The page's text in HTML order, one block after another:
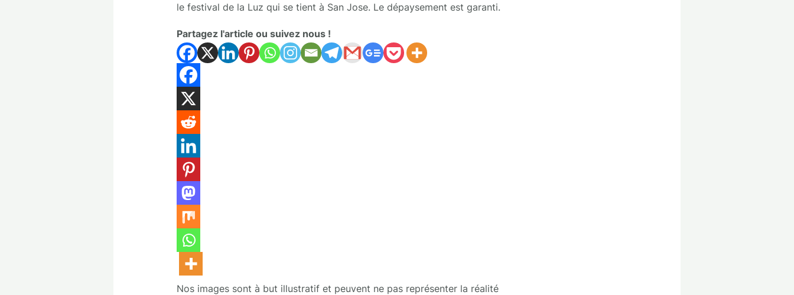
le festival de la Luz qui se tient à San Jose. Le dépaysement est garanti.
Partagez l'article ou suivez nous !
Nos images sont à but illustratif et peuvent ne pas représenter la réalité